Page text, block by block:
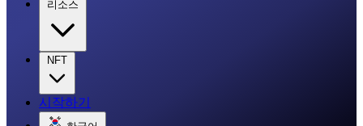
리소스
NFT
시작하기